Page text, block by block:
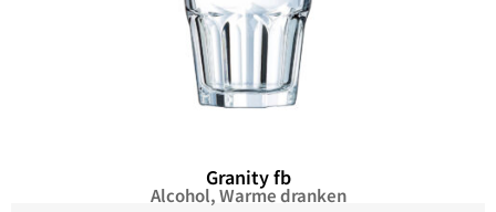
Granity fb
Alcohol,Warme dranken